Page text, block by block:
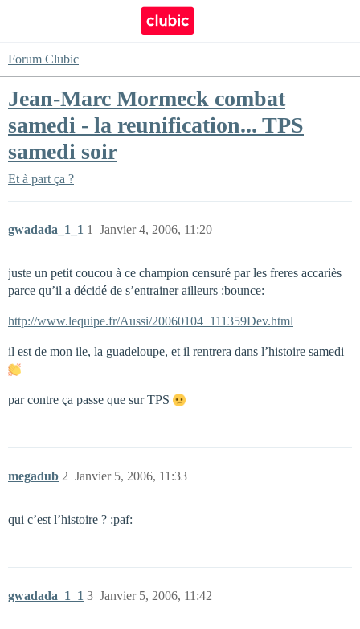
Forum Clubic
Jean-Marc Mormeck combat
samedi - la reunification... TPS
samedi soir
Et à part ça ?
gwadada_1_1 Janvier 4, 2006, 11:20
1
juste un petit coucou à ce champion censuré par les freres accariès
parce qu’il a décidé de s’entrainer ailleurs :bounce:
http://www.lequipe.fr/Aussi/20060104_111359Dev.html
il est de mon ile, la guadeloupe, et il rentrera dans l’histoire samedi
par contre ça passe que sur TPS
megadub Janvier 5, 2006, 11:33
2
qui c’est l’histoire ? :paf:
gwadada_1_1 Janvier 5, 2006, 11:42
3